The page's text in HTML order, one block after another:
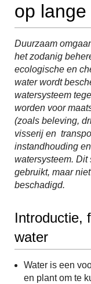
op
Duurzaam
het zodanig
ecologische en
water wordt
watersysteem
worden voor
(zoals beleving,
visserij en
instandhouding
watersysteem. Dit
gebruikt, maar
beschadigd.
Introductie,
water
Water is een
en plant om te